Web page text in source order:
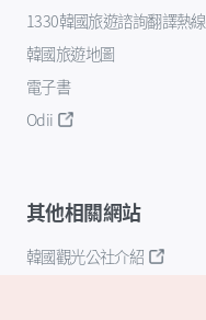
1330韓國旅遊諮詢翻譯熱線
韓國旅遊地圖
電子書
Odii
其他相關網站
韓國觀光公社介紹